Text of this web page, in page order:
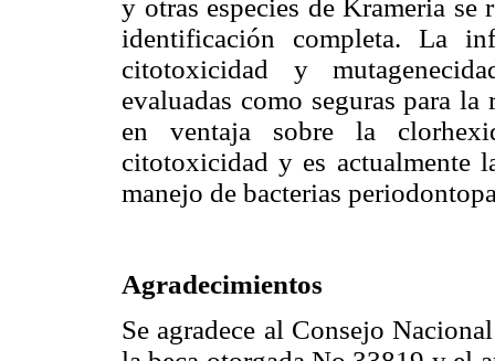
y otras especies de Krameria se
identificación completa. La
citotoxicidad y
evaluadas como seguras para
en ventaja sobre la
citotoxicidad y es actualmente
manejo de bacterias
Agradecimientos
Se agradece al Consejo